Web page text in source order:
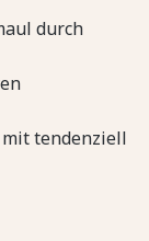
durch
tendenziell